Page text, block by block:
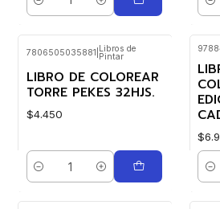
Cantidad
7806505035881 Libros de
Pintar
LIBRO DE COLOREAR
TORRE PEKES 32HJS.
$4.450
Cantidad